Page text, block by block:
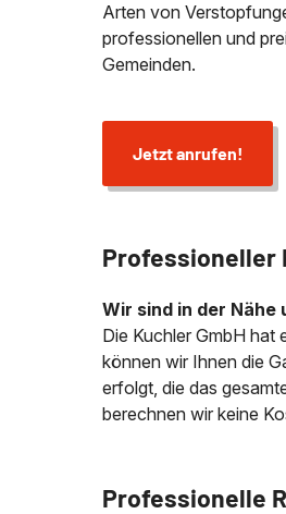
Arten von
professionellen und
Gemeinden.
Jetzt anrufen!
Professioneller
Wir sind in der Nähe
Die Kuchler GmbH
können wir Ihnen die
erfolgt, die das
berechnen wir keine
Professionelle